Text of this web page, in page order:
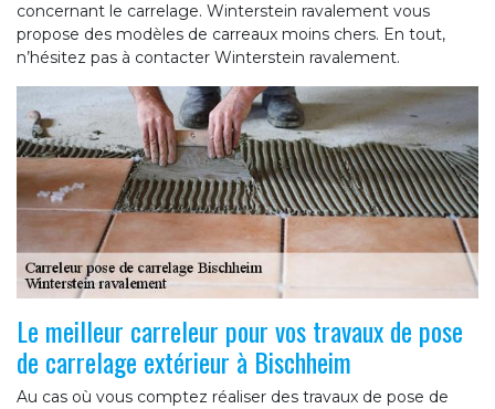
concernant le carrelage. Winterstein ravalement vous
propose des modèles de carreaux moins chers. En tout,
n’hésitez pas à contacter Winterstein ravalement.
Le meilleur carreleur pour vos travaux de pose
de carrelage extérieur à Bischheim
Au cas où vous comptez réaliser des travaux de pose de